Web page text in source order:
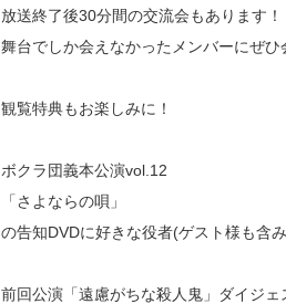
放送終了後30分間の交流会もあります！
舞台でしか会えなかったメンバーにぜひ
観覧特典もお楽しみに！
ボクラ団義本公演vol.12
「さよならの唄」
の告知DVDに好きな役者(ゲスト様も含
前回公演「遠慮がちな殺人鬼」ダイジ